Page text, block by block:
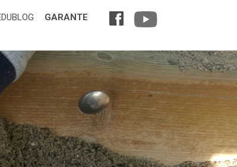
GARANTE